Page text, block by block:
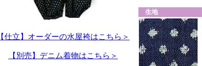
【仕立】オーダーの水屋袴はこちら＞
【別売】デニム着物はこちら＞
生地